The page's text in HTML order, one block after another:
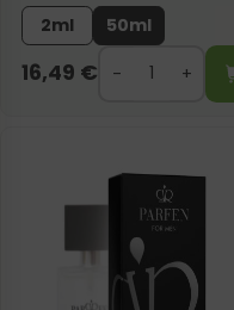
2ml 50ml
16,49 €